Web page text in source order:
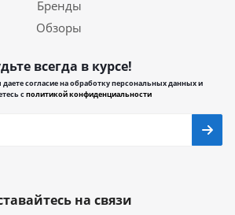
Бренды
Обзоры
всегда в курсе!
согласие на обработку персональных данных и
сполитикой конфиденциальности
на связи